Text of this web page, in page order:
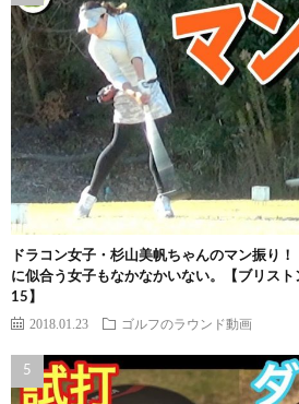
ドラコン女子・杉山美帆ちゃんのマン振り
に似合う女子もなかなかいない。【ブリス
15】
2018.01.23 ゴルフのラウンド動画